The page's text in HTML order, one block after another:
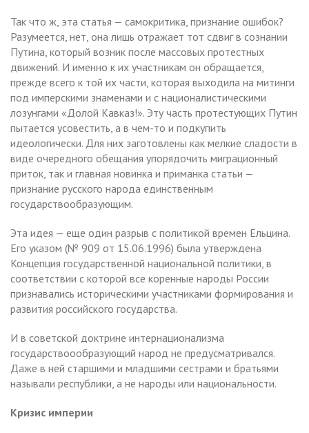
Так что ж, эта статья — самокритика, признание ошибок?
Разумеется, нет, она лишь отражает тот сдвиг в сознании
Путина, который возник после массовых протестных
движений. И именно к их участникам он обращается,
прежде всего к той их части, которая выходила на митинги
под имперскими знаменами и с националистическими
лозунгами «Долой Кавказ!». Эту часть протестующих Путин
пытается усовестить, а в чем-то и подкупить
идеологически. Для них заготовлены как мелкие сладости в
виде очередного обещания упорядочить миграционный
приток, так и главная новинка и приманка статьи —
признание русского народа единственным
государствообразующим.
Эта идея — еще один разрыв с политикой времен Ельцина.
Его указом (№ 909 от 15.06.1996) была утверждена
Концепция государственной национальной политики, в
соответствии с которой все коренные народы России
признавались историческими участниками формирования и
развития российского государства.
И в советской доктрине интернационализма
государствоообразующий народ не предусматривался.
Даже в ней старшими и младшими сестрами и братьями
называли республики, а не народы или национальности.
Кризис империи